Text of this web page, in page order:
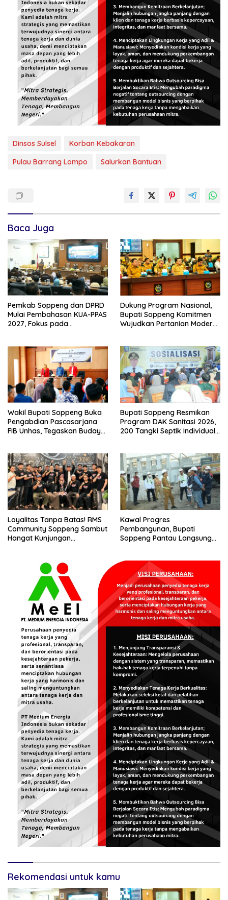
Dinsos Sulsel
Korban Kebakaran
Pulau Barrang Lompo
Salurkan Bantuan
Baca Juga
Pemkab Soppeng dan DPRD
Mulai Pembahasan KUA-PPAS
2027, Fokus pada
Dukung Program Nasional,
Bupati Soppeng Komitmen
Wujudkan Pertanian Modern
Wakil Bupati Soppeng Buka
Pengabdian Pascasarjana
FIB Unhas, Tegaskan Budaya
Bupati Soppeng Resmikan
Program DAK Sanitasi 2026,
200 Tangki Septik Individual
Loyalitas Tanpa Batas! RMS
Community Soppeng Sambut
Hangat Kunjungan
Kawal Progres
Pembangunan, Bupati
Soppeng Pantau Langsung
Rekomendasi untuk kamu